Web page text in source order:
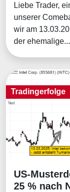
Liebe Trader,
unserer
wir am
der ehemalige...
Tradingerfolge
Tradingerfolge
US-
25 % nach